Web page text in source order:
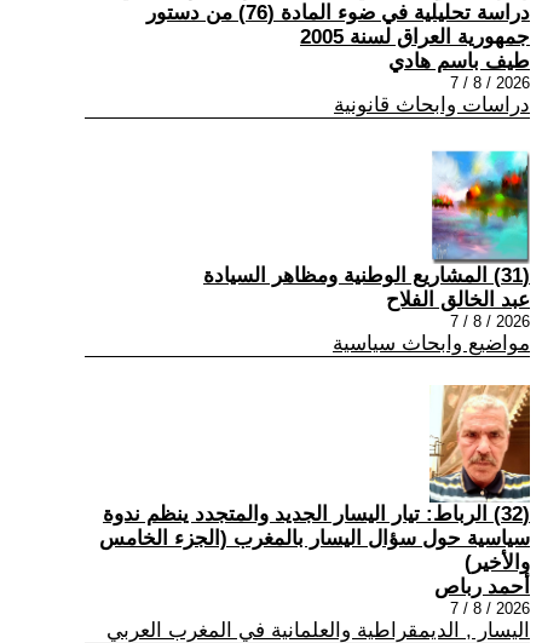
دراسة تحليلية في ضوء المادة (76) من دستور
جمهورية العراق لسنة 2005
طيف باسم هادي
2026 / 8 / 7
دراسات وابحاث قانونية
(31) المشاريع الوطنية ومظاهر السيادة
عبد الخالق الفلاح
2026 / 8 / 7
مواضيع وابحاث سياسية
(32) الرباط: تيار اليسار الجديد والمتجدد ينظم ندوة
سياسية حول سؤال اليسار بالمغرب (الجزء الخامس
والأخير)
أحمد رباص
2026 / 8 / 7
اليسار , الديمقراطية والعلمانية في المغرب العربي